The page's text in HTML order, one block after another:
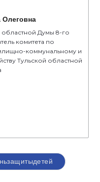
Олеговна
областной Думы 8-го
комитета по
коммунальному и
Тульской областной